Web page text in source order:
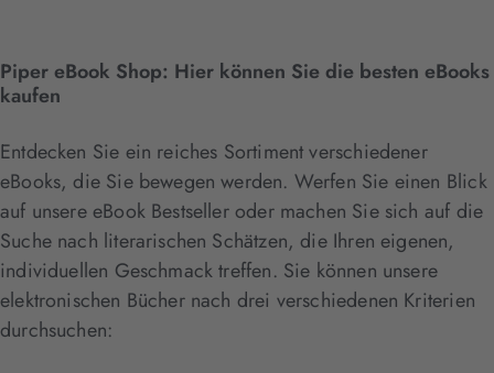
Piper eBook Shop: Hier können Sie die besten eBooks
kaufen
Entdecken Sie ein reiches Sortiment verschiedener
eBooks, die Sie bewegen werden. Werfen Sie einen Blick
auf unsere eBook Bestseller oder machen Sie sich auf die
Suche nach literarischen Schätzen, die Ihren eigenen,
individuellen Geschmack treffen. Sie können unsere
elektronischen Bücher nach drei verschiedenen Kriterien
durchsuchen: